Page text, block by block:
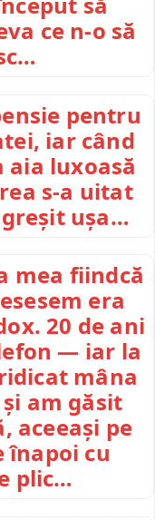
ce n-o să
pentru
iar când
luxoasă
s-a uitat
ușa…
mea fiindcă
era
20 de ani
— iar la
mâna
am găsit
aceeași pe
înapoi cu
plic…